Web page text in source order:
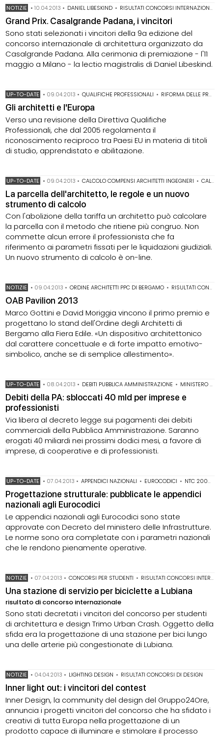
NOTIZIE •10.04.2013 • DANIEL LIBESKIND • RISULTATI CONCORSI INTERNAZIONALI
Grand Prix. Casalgrande Padana, i vincitori
Sono stati selezionati i vincitori della 9a edizione del
concorso internazionale di architettura organizzato da
Casalgrande Padana. Alla cerimonia di premiazione - l'11
maggio a Milano - la lectio magistralis di Daniel Libeskind.
UP-TO-DATE • 09.04.2013 • QUALIFICHE PROFESSIONALI • RIFORMA DELLE PROFESSIONI
Gli architetti e l'Europa
Verso una revisione della Direttiva Qualifiche
Professionali, che dal 2005 regolamenta il
riconoscimento reciproco tra Paesi EU in materia di titoli
di studio, apprendistato e abilitazione.
UP-TO-DATE • 09.04.2013 • CALCOLO COMPENSI ARCHITETTI INGEGNERI • CALCOLO PARCELLA
La parcella dell'architetto, le regole e un nuovo
strumento di calcolo
Con l'abolizione della tariffa un architetto può calcolare
la parcella con il metodo che ritiene più congruo. Non
commette alcun errore il professionista che fa
riferimento ai parametri fissati per le liquidazioni giudiziali.
Un nuovo strumento di calcolo è on-line.
NOTIZIE • 09.04.2013 • ORDINE ARCHITETTI PPC DI BERGAMO • RISULTATI CONCORSI NAZIONALI
OAB Pavilion 2013
Marco Gottini e David Moriggia vincono il primo premio e
progettano lo stand dell'Ordine degli Architetti di
Bergamo alla Fiera Edile. «Un dispositivo architettonico
dal carattere concettuale e di forte impatto emotivo-
simbolico, anche se di semplice allestimento».
UP-TO-DATE • 08.04.2013 • DEBITI PUBBLICA AMMINISTRAZIONE • MINISTERO ECONOMIA
Debiti della PA: sbloccati 40 mld per imprese e
professionisti
Via libera al decreto legge sui pagamenti dei debiti
commerciali della Pubblica Amministrazione. Saranno
erogati 40 miliardi nei prossimi dodici mesi, a favore di
imprese, di cooperative e di professionisti.
UP-TO-DATE • 07.04.2013 • APPENDICI NAZIONALI • EUROCODICI • NTC 2008
Progettazione strutturale: pubblicate le appendici
nazionali agli Eurocodici
Le appendici nazionali agli Eurocodici sono state
approvate con Decreto del ministero delle Infrastrutture.
Le norme sono ora completate con i parametri nazionali
che le rendono pienamente operative.
NOTIZIE • 07.04.2013 • CONCORSI PER STUDENTI • RISULTATI CONCORSI INTERNAZIONALI
Una stazione di servizio per biciclette a Lubiana
risultato di concorso internazionale
Sono stati decretati i vincitori del concorso per studenti
di architettura e design Trimo Urban Crash. Oggetto della
sfida era la progettazione di una stazione per bici lungo
una delle arterie più congestionate di Lubiana.
NOTIZIE • 04.04.2013 • LIGHTING DESIGN • RISULTATI CONCORSI DI DESIGN
Inner light out: i vincitori del contest
Inner Design, la community del design del Gruppo24Ore,
annuncia i progetti vincitori del concorso che ha sfidato i
creativi di tutta Europa nella progettazione di un
prodotto capace di illuminare e stimolare il processo